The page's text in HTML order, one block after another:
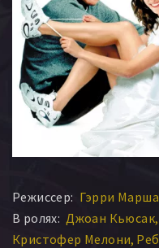
Режиссер: Гэрри
В ролях: Джоан Кьюсак
Кристофер Мелони